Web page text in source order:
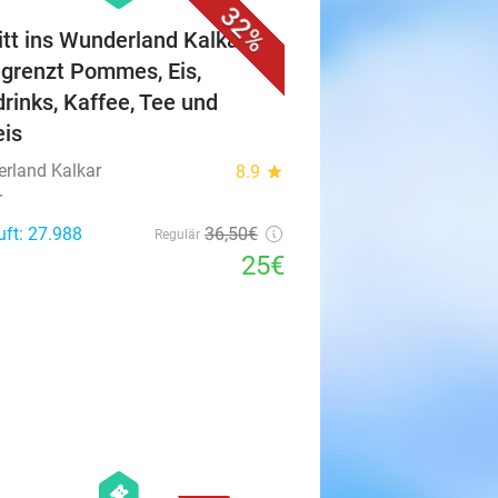
32%
ins Wunderland Kalkar +
Pommes, Eis,
Kaffee, Tee und
Kalkar 8.9 star
27.988
Regulär 36,50€
25€
events